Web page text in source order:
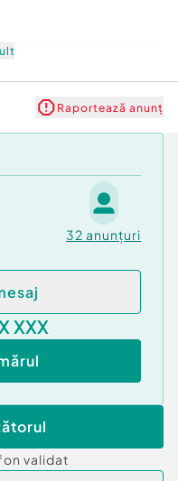
Raportează anunț
32 anunțuri
XXX
validat